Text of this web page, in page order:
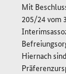
Mit
205/24 vom
Hiernach